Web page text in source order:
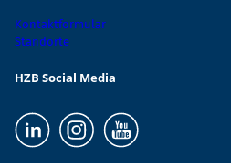
Kontaktformular
Standorte
HZB Social Media